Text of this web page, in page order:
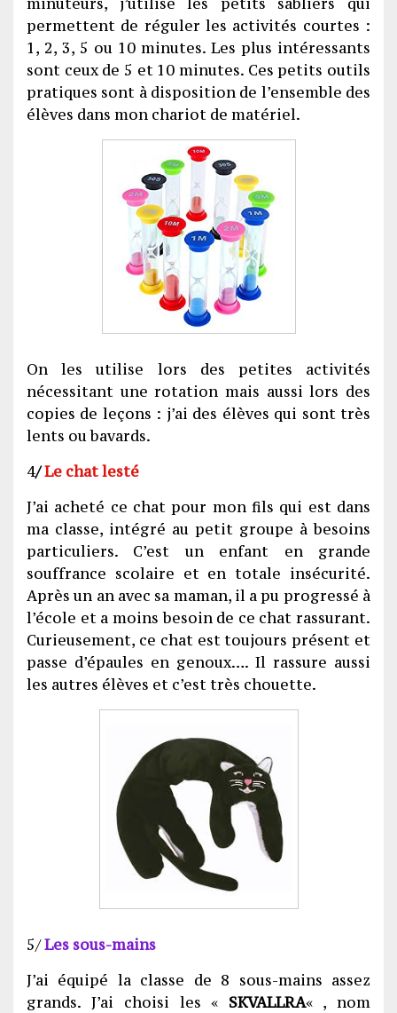
permettent de réguler les activités courtes :
1, 2, 3, 5 ou 10 minutes. Les plus intéressants
sont ceux de 5 et 10 minutes. Ces petits outils
pratiques sont à disposition de l’ensemble des
élèves dans mon chariot de matériel.
On les utilise lors des petites activités
nécessitant une rotation mais aussi lors des
copies de leçons : j’ai des élèves qui sont très
lents ou bavards.
4/Le chat lesté
J’ai acheté ce chat pour mon fils qui est dans
ma classe, intégré au petit groupe à besoins
particuliers. C’est un enfant en grande
souffrance scolaire et en totale insécurité.
Après un an avec sa maman, il a pu progressé à
l’école et a moins besoin de ce chat rassurant.
Curieusement, ce chat est toujours présent et
passe d’épaules en genoux…. Il rassure aussi
les autres élèves et c’est très chouette.
5/Les sous-mains
J’ai équipé la classe de 8 sous-mains assez
grands. J’ai choisi les « SKVALLRA« , nom